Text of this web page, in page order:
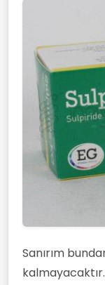
Sanırım
kalmayacaktır.